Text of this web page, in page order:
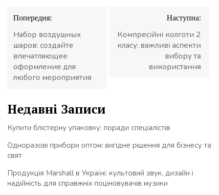
Навігація
записів
Попередня:
Набор воздушных
шаров: создайте
впечатляющее
оформление для
любого мероприятия
Наступна:
Компресійні колготи 2
класу: важливі аспекти
вибору та
використання
Недавні Записи
Купити блістерну упаковку: поради спеціалістів
Одноразові прибори оптом: вигідне рішення для бізнесу та
свят
Продукція Marshall в Україні: культовий звук, дизайн і
надійність для справжніх поціновувачів музики